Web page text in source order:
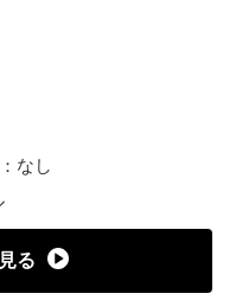
なし
る